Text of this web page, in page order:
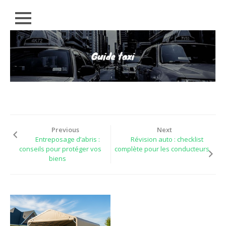
Close
RÉGIONS
CONSEILS
EMPLOIS
PARTENAIRES
Previous
Entreposage d’abris :
conseils pour protéger vos
biens
Next
Révision auto : checklist
complète pour les conducteurs